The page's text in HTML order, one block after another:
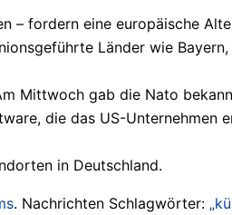
– fordern eine europäische
Länder wie
Mittwoch gab die Nato
die das US-Unternehmen
in Deutschland.
. Nachrichten Schlagwörter: